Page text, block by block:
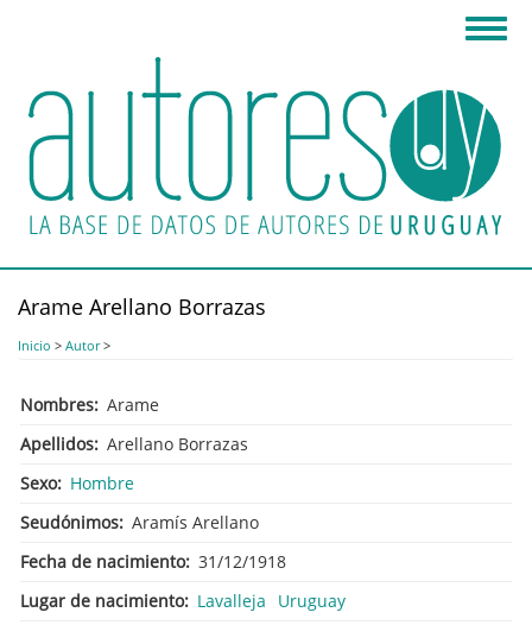
principal
Arame Arellano Borrazas
Inicio > Autor>
Nombres Arame
Apellidos Arellano Borrazas
Sexo
Hombre
Seudónimos Aramís Arellano
Fecha de nacimiento 31/12/1918
Lugar de nacimiento
Lavalleja
Uruguay